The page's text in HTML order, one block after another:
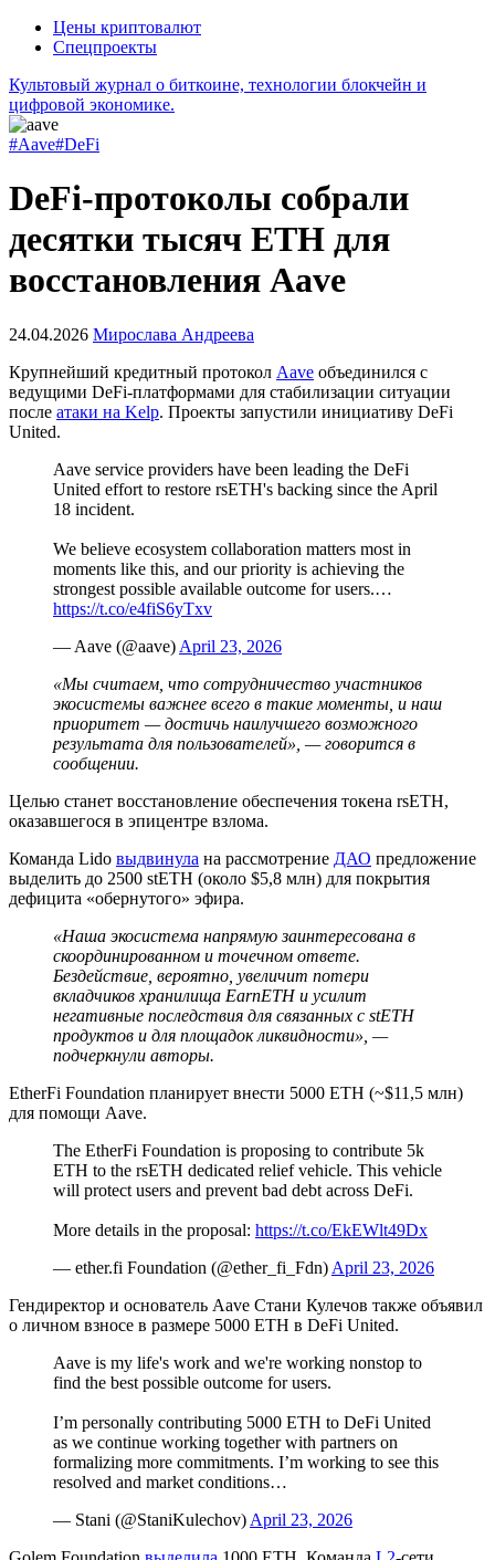
Цены криптовалют
Спецпроекты
Культовый журнал о биткоине, технологии блокчейн и
цифровой экономике.
#Aave#DeFi
DeFi-протоколы собрали
десятки тысяч ETH для
восстановления Aave
24.04.2026 Мирослава Андреева
Крупнейший кредитный протокол Aave объединился с
ведущими DeFi-платформами для стабилизации ситуации
после атаки на Kelp. Проекты запустили инициативу DeFi
United.
Aave service providers have been leading the DeFi
United effort to restore rsETH's backing since the April
18 incident.
We believe ecosystem collaboration matters most in
moments like this, and our priority is achieving the
strongest possible available outcome for users.…
https://t.co/e4fiS6yTxv
— Aave (@aave) April 23, 2026
«Мы считаем, что сотрудничество участников
экосистемы важнее всего в такие моменты, и наш
приоритет — достичь наилучшего возможного
результата для пользователей», — говорится в
сообщении.
Целью станет восстановление обеспечения токена rsETH,
оказавшегося в эпицентре взлома.
Команда Lido выдвинула на рассмотрение ДАО предложение
выделить до 2500 stETH (около $5,8 млн) для покрытия
дефицита «обернутого» эфира.
«Наша экосистема напрямую заинтересована в
скоординированном и точечном ответе.
Бездействие, вероятно, увеличит потери
вкладчиков хранилища EarnETH и усилит
негативные последствия для связанных с stETH
продуктов и для площадок ликвидности», —
подчеркнули авторы.
EtherFi Foundation планирует внести 5000 ETH (~$11,5 млн)
для помощи Aave.
The EtherFi Foundation is proposing to contribute 5k
ETH to the rsETH dedicated relief vehicle. This vehicle
will protect users and prevent bad debt across DeFi.
More details in the proposal: https://t.co/EkEWlt49Dx
— ether.fi Foundation (@ether_fi_Fdn) April 23, 2026
Гендиректор и основатель Aave Стани Кулечов также объявил
о личном взносе в размере 5000 ETH в DeFi United.
Aave is my life's work and we're working nonstop to
find the best possible outcome for users.
I’m personally contributing 5000 ETH to DeFi United
as we continue working together with partners on
formalizing more commitments. I’m working to see this
resolved and market conditions…
— Stani (@StaniKulechov) April 23, 2026